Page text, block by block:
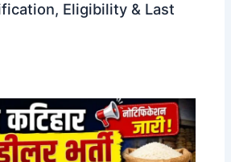
Eligibility & Last